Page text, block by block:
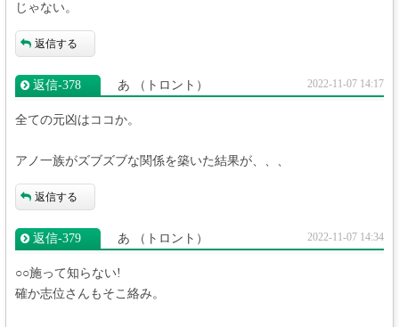
じゃない。
返信する
返信‐378 あ （トロント） 2022-11-07 14:17
全ての元凶はココか。
アノ一族がズブズブな関係を築いた結果が、、、
返信する
返信‐379 あ （トロント） 2022-11-07 14:34
○○施って知らない!
確か志位さんもそこ絡み。